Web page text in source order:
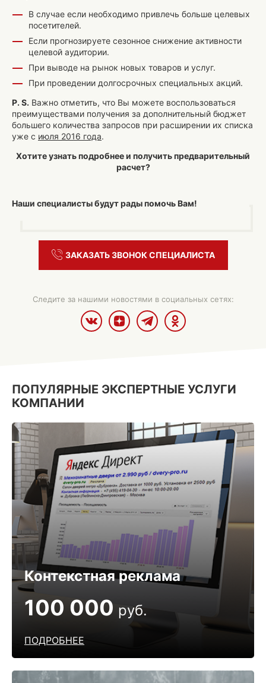
В случае если необходимо привлечь больше целевых
посетителей.
Если прогнозируете сезонное снижение активности
целевой аудитории.
При выводе на рынок новых товаров и услуг.
При проведении долгосрочных специальных акций.
P. S. Важно отметить, что Вы можете воспользоваться
преимуществами получения за дополнительный бюджет
большего количества запросов при расширении их списка
уже с июля 2016 года.
Хотите узнать подробнее и получить предварительный
расчет?
Наши специалисты будут рады помочь Вам!
ЗАКАЗАТЬ ЗВОНОК СПЕЦИАЛИСТА
Следите за нашими новостями в социальных сетях:
ПОПУЛЯРНЫЕ ЭКСПЕРТНЫЕ УСЛУГИ
КОМПАНИИ
Контекстная реклама
ПОДРОБНЕЕ
100 000 руб.